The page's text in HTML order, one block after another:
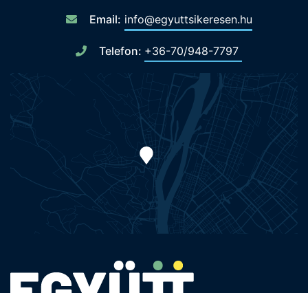
Email: info@egyuttsikeresen.hu
Telefon: +36-70/948-7797